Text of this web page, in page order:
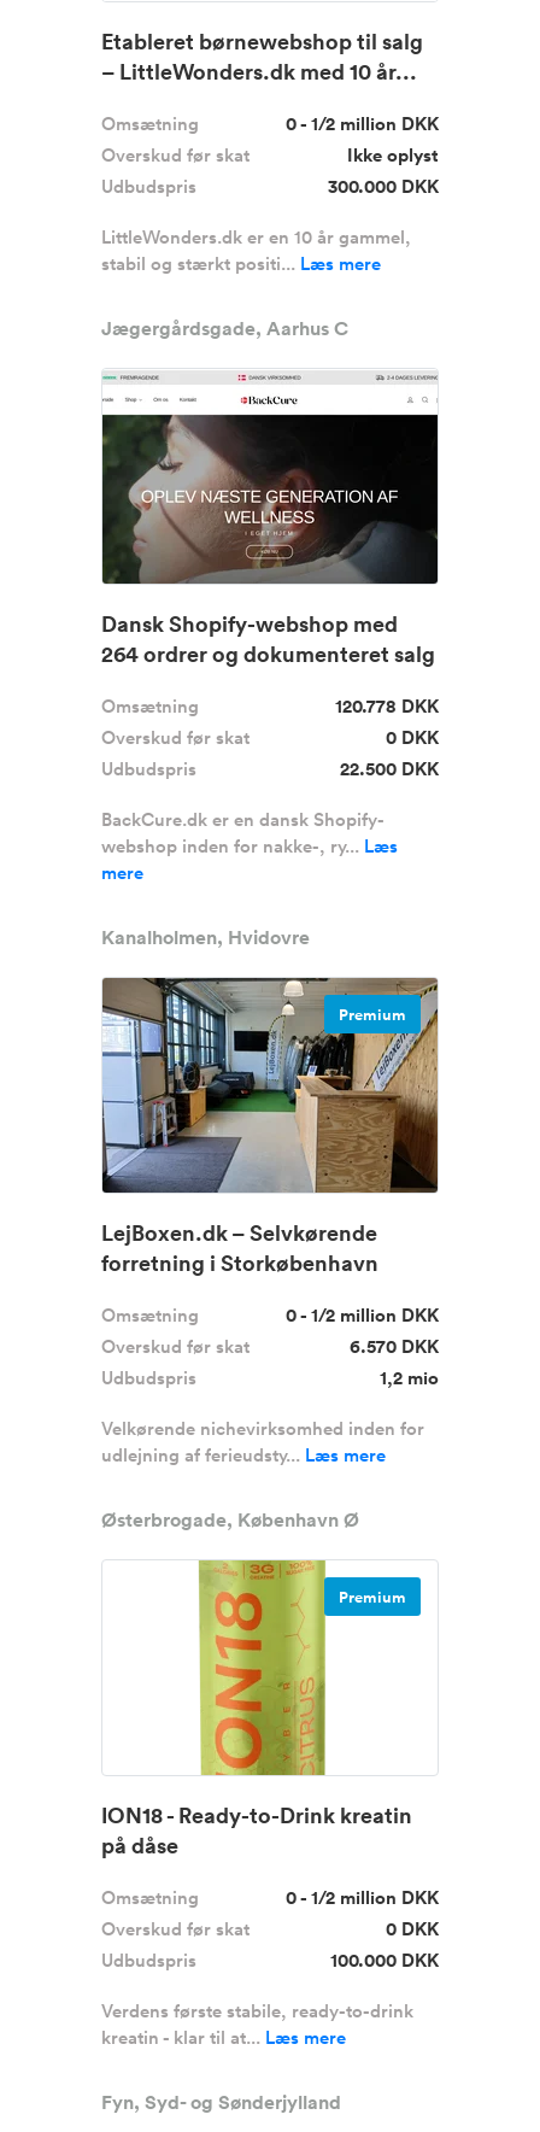
Etableret børnewebshop til salg
– LittleWonders.dk med 10 år...
Omsætning
0 - 1/2 million DKK
Overskud før skat
Ikke oplyst
Udbudspris
300.000 DKK
LittleWonders.dk er en 10 år gammel,
stabil og stærkt positi... Læs mere
Jægergårdsgade, Aarhus C
Dansk Shopify-webshop med
264 ordrer og dokumenteret salg
Omsætning
120.778 DKK
Overskud før skat
0 DKK
Udbudspris
22.500 DKK
BackCure.dk er en dansk Shopify-
webshop inden for nakke-, ry... Læs
mere
Kanalholmen, Hvidovre
Premium
LejBoxen.dk – Selvkørende
forretning i Storkøbenhavn
Omsætning
0 - 1/2 million DKK
Overskud før skat
6.570 DKK
Udbudspris
1,2 mio
Velkørende nichevirksomhed inden for
udlejning af ferieudsty... Læs mere
Østerbrogade, København Ø
Premium
ION18 - Ready-to-Drink kreatin
på dåse
Omsætning
0 - 1/2 million DKK
Overskud før skat
0 DKK
Udbudspris
100.000 DKK
Verdens første stabile, ready-to-drink
kreatin - klar til at... Læs mere
Fyn, Syd- og Sønderjylland